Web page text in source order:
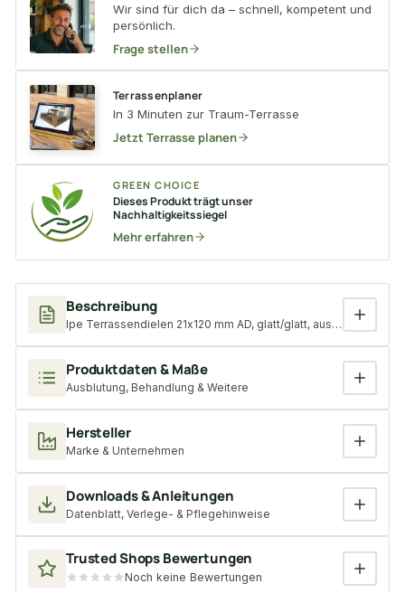
Beschreibung
Ipe Terrassendielen 21x120 mm AD, glatt/glatt, aus Bolivien
Produktdaten & Maße
Ausblutung, Behandlung & Weitere
Hersteller
Marke & Unternehmen
Downloads & Anleitungen
Datenblatt, Verlege- & Pflegehinweise
Trusted Shops Bewertungen
Noch keine Bewertungen
Wir sind für dich da – schnell, kompetent und
persönlich.
Frage stellen
Terrassenplaner
In 3 Minuten zur Traum-Terrasse
Jetzt Terrasse planen
GREEN CHOICE
Dieses Produkt trägt unser
Nachhaltigkeitssiegel
Mehr erfahren